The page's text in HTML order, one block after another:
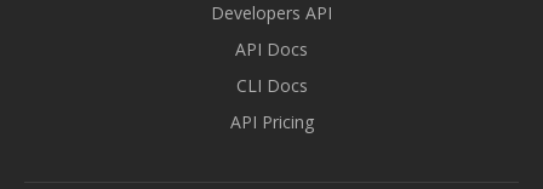
Developers API
API Docs
CLI Docs
API Pricing